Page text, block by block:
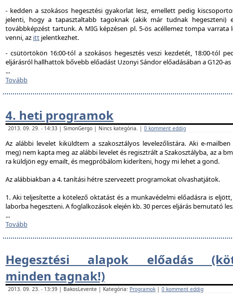
- kedden a szokásos hegesztési gyakorlat lesz, emellett pedig
jelenti, hogy a tapasztaltabb tagoknak (akik már tudnak hegeszteni)
továbbképzést tartunk. A MIG képzésen pl. 5-ös acéllemez tompa varrata
venni, az itt jelentkezhet.
- csütörtökön 16:00-tól a szokásos hegesztés veszi kezdetét, 18:00-tól
eljárásról hallhattok bővebb előadást Uzonyi Sándor előadásában a G120-as
...
Tovább
4. heti programok
2013. 09. 29. - 14:33 | SimonGergo | Nincs kategória. | 0 komment eddig
Az alábbi levelet kiküldtem a szakosztályos levelezőlistára. Aki e-
meg) nem kapta meg az alábbi levelet és regisztrált a Szakosztályba, az a
ra küldjön egy emailt, és megpróbálom kideríteni, hogy mi lehet a gond.
Az alábbiakban a 4. tanítási hétre szervezett programokat olvashatjátok.
1. Aki teljesítette a kötelező oktatást és a munkavédelmi előadásra is
laborba hegeszteni. A foglalkozások elején kb. 30 perces eljárás bemutató
...
Tovább
Hegesztési alapok előadás
minden tagnak!)
2013. 09. 23. - 13:39 | BakosLevente | Kategória: Programok | 0 komment eddig